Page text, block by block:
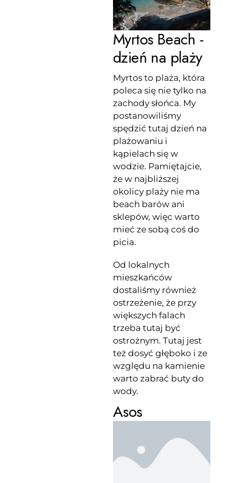
Myrtos Beach -
dzień na plaży
Myrtos to plaża, która
poleca się nie tylko na
zachody słońca. My
postanowiliśmy
spędzić tutaj dzień na
plażowaniu i
kąpielach się w
wodzie. Pamiętajcie,
że w najbliższej
okolicy plaży nie ma
beach barów ani
sklepów, więc warto
mieć ze sobą coś do
picia.
Od lokalnych
mieszkańców
dostaliśmy również
ostrzeżenie, że przy
większych falach
trzeba tutaj być
ostrożnym. Tutaj jest
też dosyć głęboko i ze
względu na kamienie
warto zabrać buty do
wody.
Asos